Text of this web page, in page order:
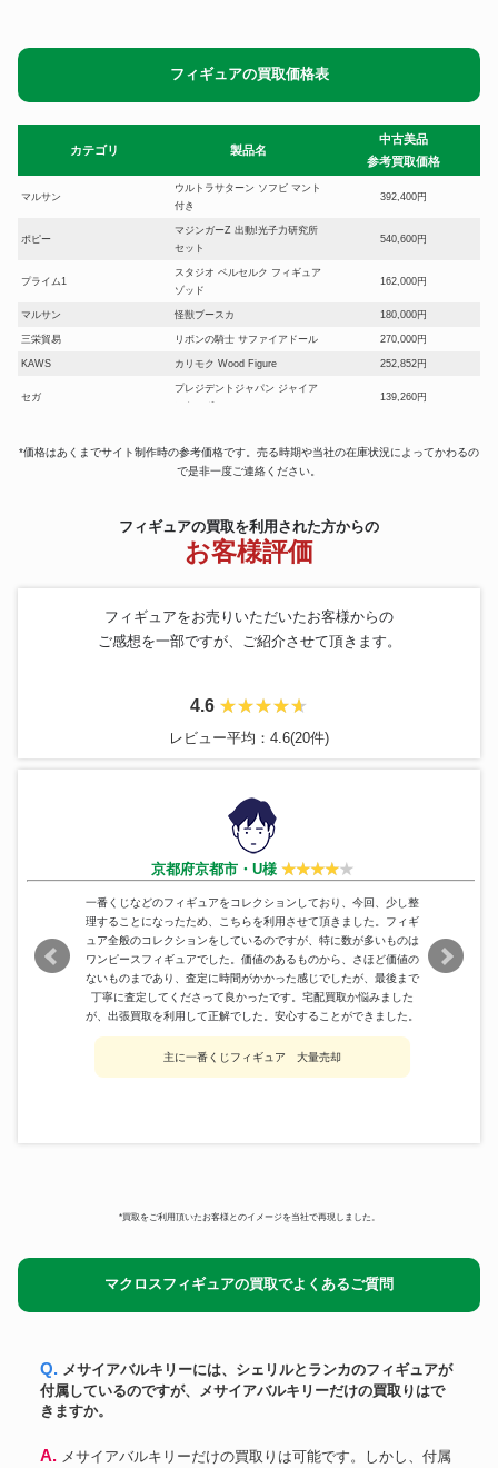
フィギュアの買取価格表
カテゴリ 製品名
中古美品
参考買取価格
マルサン
ウルトラサターン ソフビ マント
付き
392,400円
ポピー
マジンガーZ 出動!光子力研究所
セット
540,600円
プライム1
スタジオ ベルセルク フィギュア
ゾッド
162,000円
マルサン 怪獣ブースカ 180,000円
三栄貿易 リボンの騎士 サファイアドール 270,000円
KAWS カリモク Wood Figure 252,852円
セガ
プレジデントジャパン ジャイア
ントロボ
139,260円
カ・ラングレー
52cm miss ko2 parco Project
ア
怪獣ソフビ キングジョー
編～ダブルチャンスキャンペー
ンフリーザフィギュア限定カラ
ビ 人形
コレクション ベジータ
1966 ゴジラ 約14cm ソフビ
レガシーシリーズ ロボコップ2
ボア・ハンコック 改造 リペイン
ト ワンピース
宝島 ジョン・シルバー フィギュ
ア
93,900円
万創 ハゼドン ソフビ 106,800円
アリエル＆キングトリトン フィ
ギュアリン リトルマーメイド 限
定1989
99,000円
HQ08-03 Ver2.
ジャンボマシンダー ウルトラマ
カラー
仮面ライダー1号 GA-76 超合金 362,460円
*価格はあくまでサイト制作時の参考価格です。売る時期や当社の在庫状況によってかわるの
で是非一度ご連絡ください。
フィギュアの買取を利用された方からの
お客様評価
フィギュアをお売りいただいたお客様からの
ご感想を一部ですが、ご紹介させて頂きます。
4.6
レビュー平均：4.6(20件)
京都府京都市・U様
一番くじなどのフィギュアをコレクションしており、今回、少し整
理することになったため、こちらを利用させて頂きました。フィギ
ュア全般のコレクションをしているのですが、特に数が多いものは
ワンピースフィギュアでした。価値のあるものから、さほど価値の
ないものまであり、査定に時間がかかった感じでしたが、最後まで
丁寧に査定してくださって良かったです。宅配買取か悩みました
が、出張買取を利用して正解でした。安心することができました。
主に一番くじフィギュア 大量売却
*買取をご利用頂いたお客様とのイメージを当社で再現しました。
マクロスフィギュアの買取でよくあるご質問
Q. メサイアバルキリーには、シェリルとランカのフィギュアが
付属しているのですが、メサイアバルキリーだけの買取りはで
きますか。
A. メサイアバルキリーだけの買取りは可能です。しかし、付属